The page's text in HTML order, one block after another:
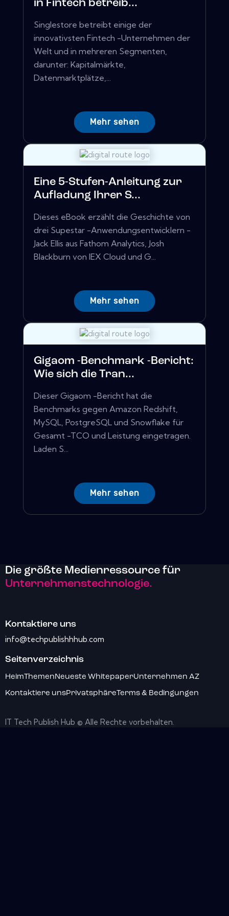
in Fintech betreib...
Singlestore betreibt einige der
innovativsten Fintech -Unternehmen der
Welt und in mehreren Segmenten,
darunter: Kapitalmärkte,
Datenmarktplätze,...
Mehr sehen
Eine 5-Stufen-Anleitung zur
Aufladung Ihrer S...
Dieses eBook erzählt die Geschichte von
drei Supestar -Anwendungsentwicklern -
Jack Ellis aus Fathom Analytics, Josh
Blackburn von IEX Cloud und G...
Mehr sehen
Gigaom -Benchmark -Bericht:
Wie sich die Tran...
Dieser Gigaom -Bericht hat die
Benchmarks gegen Amazon Redshift,
MySQL, PostgreSQL und Snowflake für
Gesamt -TCO und Leistung eingetragen.
Laden S...
Mehr sehen
Die größte Medienressource für
Unternehmenstechnologie.
Kontaktiere uns
info@techpublishhhub.com
Seitenverzeichnis
HeimThemen Neueste WhitepaperUnternehmen AZ
Kontaktiere unsPrivatsphäreTerms & Bedingungen
IT Tech Publish Hub © Alle Rechte vorbehalten.